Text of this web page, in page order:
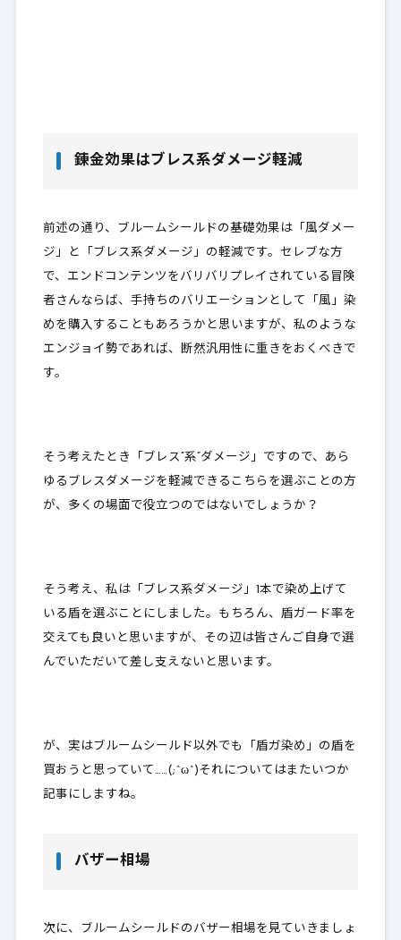
錬金効果はブレス系ダメージ軽減
前述の通り、ブルームシールドの基礎効果は「風ダメー
ジ」と「ブレス系ダメージ」の軽減です。セレブな方
で、エンドコンテンツをバリバリプレイされている冒険
者さんならば、手持ちのバリエーションとして「風」染
めを購入することもあろうかと思いますが、私のような
エンジョイ勢であれば、 断然汎用性に重きをおくべき で
す。
そう考えたとき「ブレス”系”ダメージ」ですので、あら
ゆるブレスダメージを軽減できるこちらを選ぶことの方
が、多くの場面で役立つのではないでしょうか？
そう考え、私は「ブレス系ダメージ」1本で染め上げて
いる盾を選ぶことにしました。もちろん、盾ガード率を
交えても良いと思いますが、その辺は皆さんご自身で選
んでいただいて差し支えないと思います。
が、実はブルームシールド以外でも「盾ガ染め」の盾を
買おうと思っていて……(;^ω^)それについてはまたいつか
記事にしますね。
バザー相場
次に、ブルームシールドのバザー相場を見ていきましょ